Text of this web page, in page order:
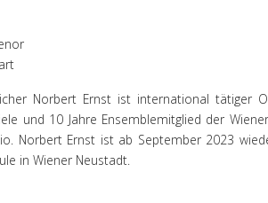
Norbert Ernst ist international tätiger
und 10 Jahre Ensemblemitglied der
Norbert Ernst ist ab September 2023
in Wiener Neustadt.